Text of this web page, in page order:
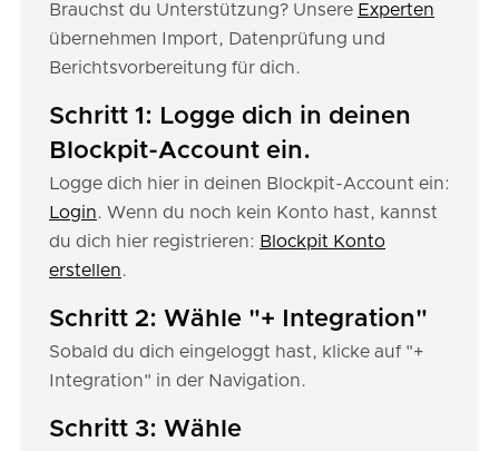
Brauchst du Unterstützung? Unsere Experten
übernehmen Import, Datenprüfung und
Berichtsvorbereitung für dich.
Schritt 1: Logge dich in deinen
Blockpit-Account ein.
Logge dich hier in deinen Blockpit-Account ein:
Login. Wenn du noch kein Konto hast, kannst
du dich hier registrieren: Blockpit Konto
erstellen.
Schritt 2: Wähle "+ Integration"
Sobald du dich eingeloggt hast, klicke auf "+
Integration" in der Navigation.
Schritt 3: Wähle